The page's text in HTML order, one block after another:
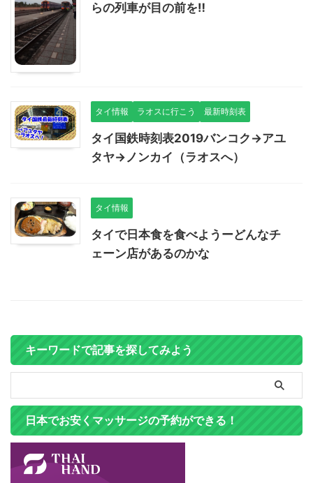
らの列車が目の前を‼
タイ情報 ラオスに行こう 最新時刻表
タイ国鉄時刻表2019バンコク→アユ
タヤ→ノンカイ（ラオスへ）
タイ情報
タイで日本食を食べようーどんなチ
ェーン店があるのかな
キーワードで記事を探してみよう
日本でお安くマッサージの予約ができる！